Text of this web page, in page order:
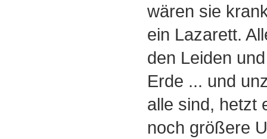
wären sie
ein Lazarett.
den Leiden
Erde ... und
alle sind, hetzt
noch größere